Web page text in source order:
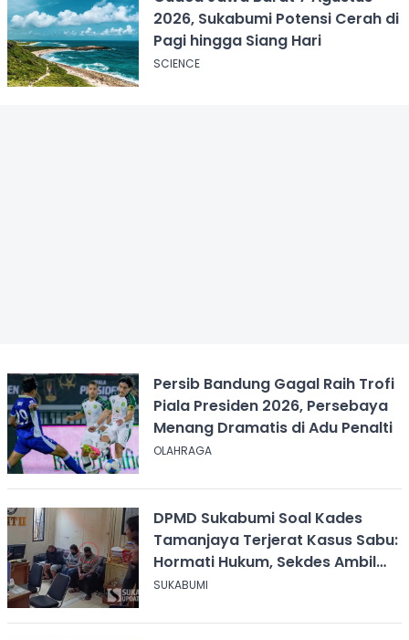
2026, Sukabumi Potensi Cerah di
Pagi hingga Siang Hari
SCIENCE
Persib Bandung Gagal Raih Trofi
Piala Presiden 2026, Persebaya
Menang Dramatis di Adu Penalti
OLAHRAGA
DPMD Sukabumi Soal Kades
Tamanjaya Terjerat Kasus Sabu:
Hormati Hukum, Sekdes Ambil
Alih Pelayanan
SUKABUMI